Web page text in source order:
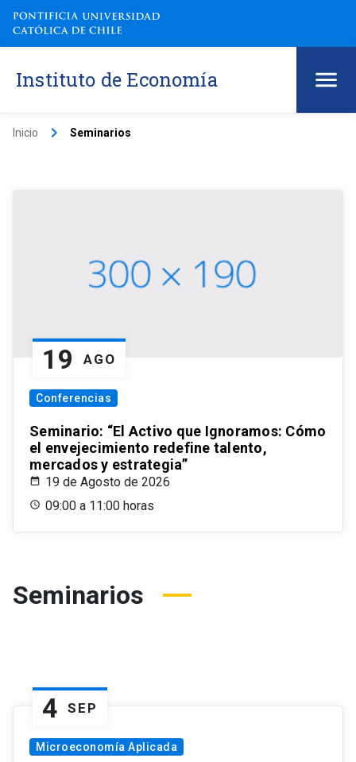
Instituto de Economía
Inicio keyboard_arrow_right Seminarios
19 AGO
Conferencias
Seminario: “El Activo que Ignoramos: Cómo
el envejecimiento redefine talento,
mercados y estrategia”
19 de Agosto de 2026
09:00 a 11:00 horas
Seminarios
4 SEP
Microeconomía Aplicada